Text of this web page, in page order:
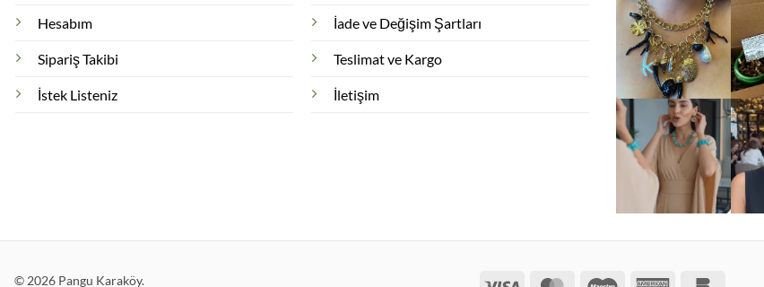
Hesabım
Sipariş Takibi
İstek Listeniz
İade ve Değişim Şartları
Teslimat ve Kargo
İletişim
© 2026 Pangu Karaköy. Visa MasterCardMaestroAmerican